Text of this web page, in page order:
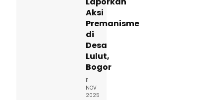
Aksi
Premanisme
di
Desa
Lulut,
Bogor
11
NOV
2025